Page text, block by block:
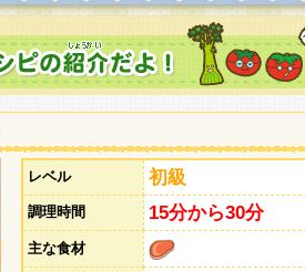
レベル 初級
調理時間 15分から30分
主な食材